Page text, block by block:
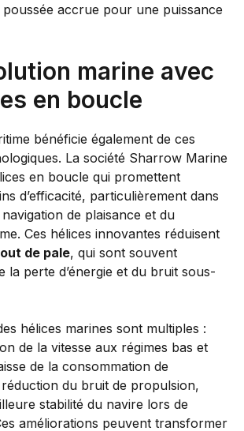
accrue pour une puissance
marine avec
en boucle
bénéficie également de ces
La société Sharrow Marine
en boucle qui promettent
d’efficacité, particulièrement dans
de plaisance et du
Ces hélices innovantes réduisent
de pale, qui sont souvent
la perte d’énergie et du bruit sous-
hélices marines sont multiples :
de la vitesse aux régimes bas et
de la consommation de
du bruit de propulsion,
stabilité du navire lors de
améliorations peuvent transformer